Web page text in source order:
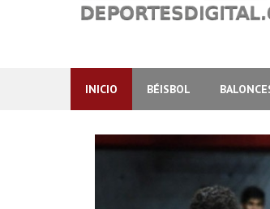
INICIO BÉISBOL